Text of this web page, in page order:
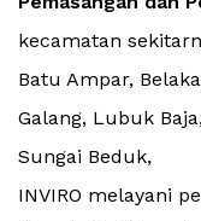
kecamatan
Batu Ampar,
Galang, Lubuk
Sungai Beduk,
INVIRO melayani